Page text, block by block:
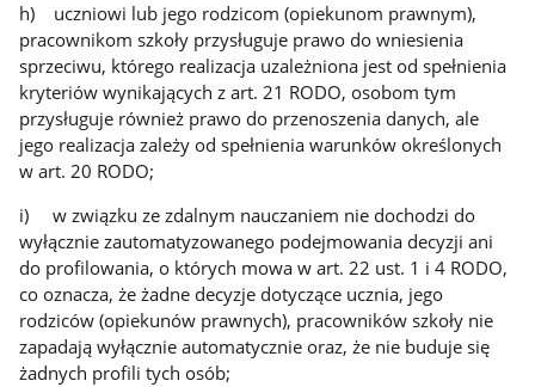
h) uczniowi lub jego rodzicom (opiekunom prawnym),
pracownikom szkoły przysługuje prawo do wniesienia
sprzeciwu, którego realizacja uzależniona jest od spełnienia
kryteriów wynikających z art. 21 RODO, osobom tym
przysługuje również prawo do przenoszenia danych, ale
jego realizacja zależy od spełnienia warunków określonych
w art. 20 RODO;
i) w związku ze zdalnym nauczaniem nie dochodzi do
wyłącznie zautomatyzowanego podejmowania decyzji ani
do profilowania, o których mowa w art. 22 ust. 1 i 4 RODO,
co oznacza, że żadne decyzje dotyczące ucznia, jego
rodziców (opiekunów prawnych), pracowników szkoły nie
zapadają wyłącznie automatycznie oraz, że nie buduje się
żadnych profili tych osób;